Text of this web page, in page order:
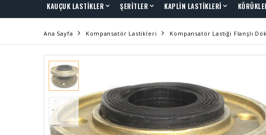
KAUÇUK LASTİKLER ŞERİTLER KAPLİN LASTİKLERİ
Ana Sayfa Kompansatör Lastikleri Kompansatör Lastiği Flanşlı